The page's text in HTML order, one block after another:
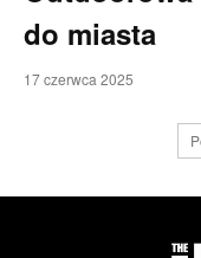
do miasta
17 czerwca 2025